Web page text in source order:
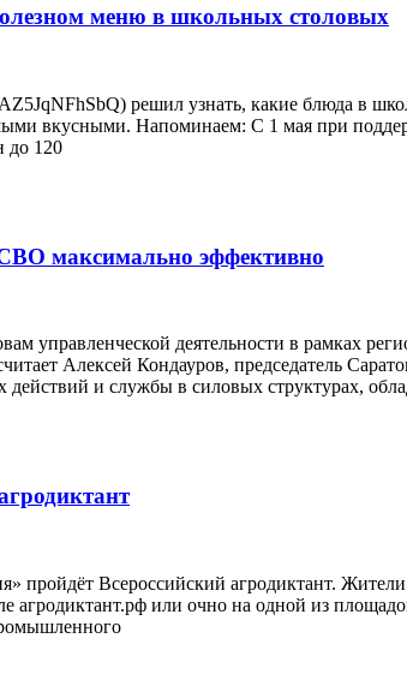
меню в школьных столовых
решил узнать, какие блюда в
вкусными. Напоминаем: С 1 мая при
до 120
максимально эффективно
управленческой деятельности в рамках
Алексей Кондауров, председатель
и службы в силовых структурах,
пройдёт Всероссийский агродиктант.
или очно на одной из